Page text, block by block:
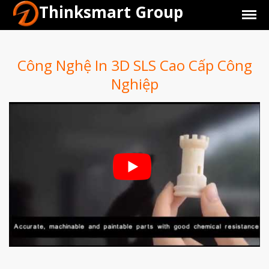
Giới Thiệu
Trang Chủ
Sản Phẩm
Máy In 3D Để Bàn Formlabs U.S.
Máy In 3D SLA Công Nghiệp
Máy in 3D EOS
Thinksmart Group
Công Nghệ In 3D SLS Cao Cấp Công
Nghiệp